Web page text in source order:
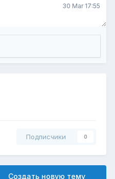
30 Mar 17:55
Подписчики 0
Создать новую тему